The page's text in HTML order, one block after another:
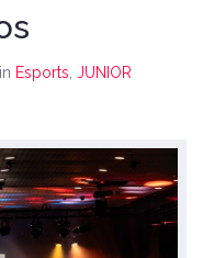
in Esports JUNIOR